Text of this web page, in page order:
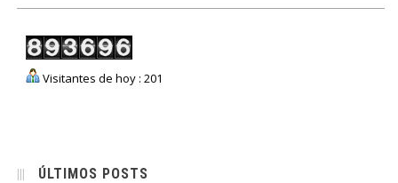
Visitantes de hoy : 201
ÚLTIMOS POSTS